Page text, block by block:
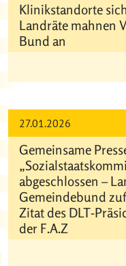
Klinikstandorte
Landräte mahnen
Bund an
27.01.2026
Gemeinsame
abgeschlossen –
Gemeindebund
Zitat des DLT-
der F.A.Z